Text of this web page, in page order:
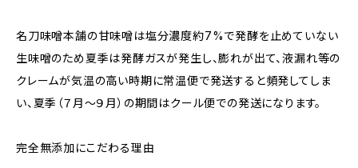
名刀味噌本舗の甘味噌は塩分濃度約7%で発酵を止めていない
生味噌のため夏季は発酵ガスが発生し、膨れが出て、液漏れ等の
クレームが気温の高い時期に常温便で発送すると頻発してしま
い、夏季（７月〜９月）の期間はクール便での発送になります。
完全無添加にこだわる理由